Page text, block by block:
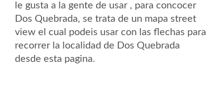
le gusta a la gente de usar , para concocer
Dos Quebrada, se trata de un mapa street
view el cual podeis usar con las flechas para
recorrer la localidad de Dos Quebrada
desde esta pagina.